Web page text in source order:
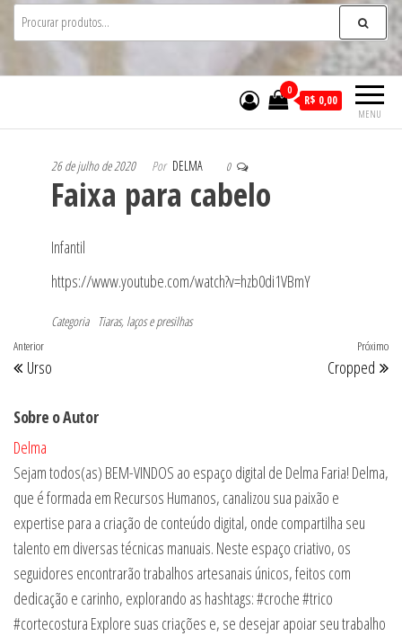
MENU
0
R$ 0,00
26 de julho de 2020 Por DELMA 0
Faixa para cabelo
Infantil
https://www.youtube.com/watch?v=hzb0di1VBmY
Categoria Tiaras, laços e presilhas
Navegação
de
Post
Post
anterior
Anterior
Urso
Próximo
Cropped
Sobre o Autor
Delma
Sejam todos(as) BEM-VINDOS ao espaço digital de Delma Faria! Delma,
que é formada em Recursos Humanos, canalizou sua paixão e
expertise para a criação de conteúdo digital, onde compartilha seu
talento em diversas técnicas manuais. Neste espaço criativo, os
seguidores encontrarão trabalhos artesanais únicos, feitos com
dedicação e carinho, explorando as hashtags: #croche #trico
#cortecostura Explore suas criações e, se desejar apoiar seu trabalho